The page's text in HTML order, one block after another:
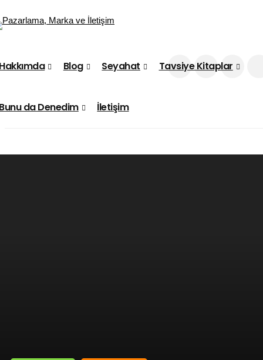
Blog Seyahat Tavsiye Kitaplar
da Denedim İletişim